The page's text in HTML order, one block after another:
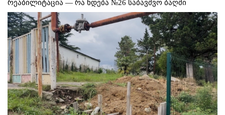
რეაბილიტაცია — რა ხდება №26 საბავშვო ბაღში